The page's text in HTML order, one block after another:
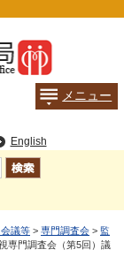
議等 > 専門調査会 > 監
専門調査会（第5回）議